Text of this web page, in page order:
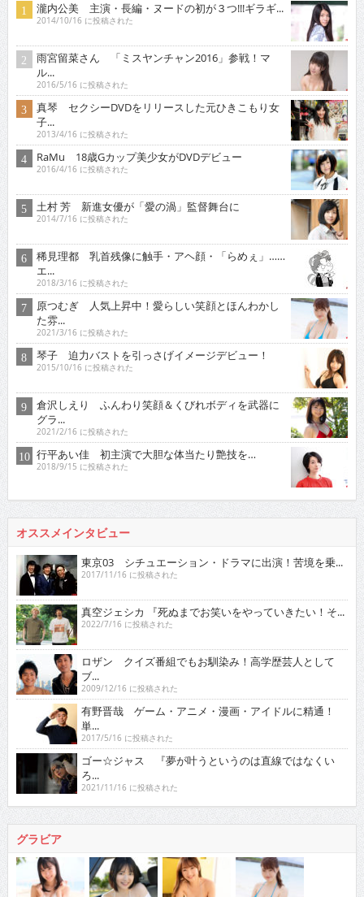
瀧内公美 主演・長編・ヌードの初が３つ!!!ギラギ...
2014/10/16 に投稿された
雨宮留菜さん 「ミスヤンチャン2016」参戦！マ
ル...
2016/5/16 に投稿された
真琴 セクシーDVDをリリースした元ひきこもり女
子...
2013/4/16 に投稿された
RaMu 18歳Gカップ美少女がDVDデビュー
2016/4/16 に投稿された
土村 芳 新進女優が「愛の渦」監督舞台に
2014/7/16 に投稿された
稀見理都 乳首残像に触手・アヘ顔・「らめぇ」……
エ...
2018/3/16 に投稿された
原つむぎ 人気上昇中！愛らしい笑顔とほんわかし
た雰...
2021/3/16 に投稿された
琴子 迫力バストを引っさげイメージデビュー！
2015/10/16 に投稿された
倉沢しえり ふんわり笑顔＆くびれボディを武器に
グラ...
2021/2/16 に投稿された
行平あい佳 初主演で大胆な体当たり艶技を…
2018/9/15 に投稿された
オススメインタビュー
東京03 シチュエーション・ドラマに出演！苦境を乗...
2017/11/16 に投稿された
真空ジェシカ 『死ぬまでお笑いをやっていきたい！そ...
2022/7/16 に投稿された
ロザン クイズ番組でもお馴染み！高学歴芸人として
ブ...
2009/12/16 に投稿された
有野晋哉 ゲーム・アニメ・漫画・アイドルに精通！
単...
2017/5/16 に投稿された
ゴー☆ジャス 『夢が叶うというのは直線ではなくい
ろ...
2021/11/16 に投稿された
グラビア